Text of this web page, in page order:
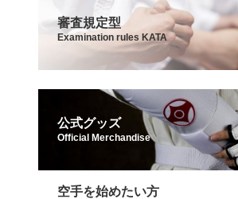
審査規定型
Examination rules KATA
公式グッズ
Official Merchandise
空手を始めたい方